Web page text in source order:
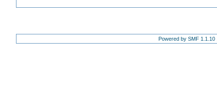
Powered by SMF 1.1.10